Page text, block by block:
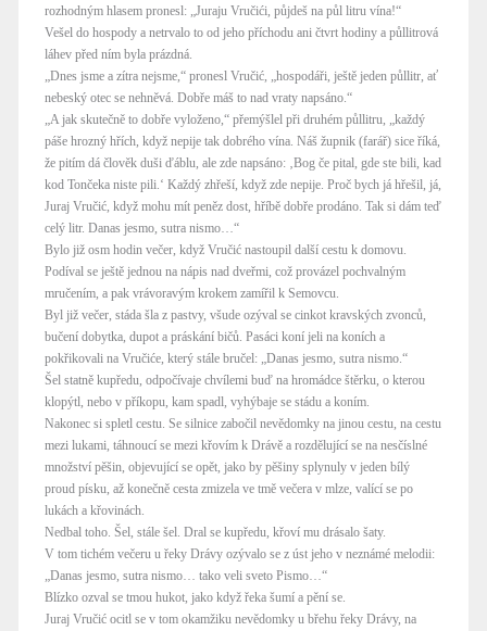
rozhodným hlasem pronesl: „Juraju Vručići, půjdeš na půl litru vína!“
Vešel do hospody a netrvalo to od jeho příchodu ani čtvrt hodiny a půllitrová
láhev před ním byla prázdná.
„Dnes jsme a zítra nejsme,“ pronesl Vručić, „hospodáři, ještě jeden půllitr, ať
nebeský otec se nehněvá. Dobře máš to nad vraty napsáno.“
„A jak skutečně to dobře vyloženo,“ přemýšlel při druhém půllitru, „každý
páše hrozný hřích, když nepije tak dobrého vína. Náš župnik (farář) sice říká,
že pitím dá člověk duši ďáblu, ale zde napsáno: ‚Bog če pital, gde ste bili, kad
kod Tončeka niste pili.‘ Každý zhřeší, když zde nepije. Proč bych já hřešil, já,
Juraj Vručić, když mohu mít peněz dost, hříbě dobře prodáno. Tak si dám teď
celý litr. Danas jesmo, sutra nismo…“
Bylo již osm hodin večer, když Vručić nastoupil další cestu k domovu.
Podíval se ještě jednou na nápis nad dveřmi, což provázel pochvalným
mručením, a pak vrávoravým krokem zamířil k Semovcu.
Byl již večer, stáda šla z pastvy, všude ozýval se cinkot kravských zvonců,
bučení dobytka, dupot a práskání bičů. Pasáci koní jeli na koních a
pokřikovali na Vručiće, který stále bručel: „Danas jesmo, sutra nismo.“
Šel statně kupředu, odpočívaje chvílemi buď na hromádce štěrku, o kterou
klopýtl, nebo v příkopu, kam spadl, vyhýbaje se stádu a koním.
Nakonec si spletl cestu. Se silnice zabočil nevědomky na jinou cestu, na cestu
mezi lukami, táhnoucí se mezi křovím k Drávě a rozdělující se na nesčíslné
množství pěšin, objevující se opět, jako by pěšiny splynuly v jeden bílý
proud písku, až konečně cesta zmizela ve tmě večera v mlze, valící se po
lukách a křovinách.
Nedbal toho. Šel, stále šel. Dral se kupředu, křoví mu drásalo šaty.
V tom tichém večeru u řeky Drávy ozývalo se z úst jeho v neznámé melodii:
„Danas jesmo, sutra nismo… tako veli sveto Pismo…“
Blízko ozval se tmou hukot, jako když řeka šumí a pění se.
Juraj Vručić ocitl se v tom okamžiku nevědomky u břehu řeky Drávy, na